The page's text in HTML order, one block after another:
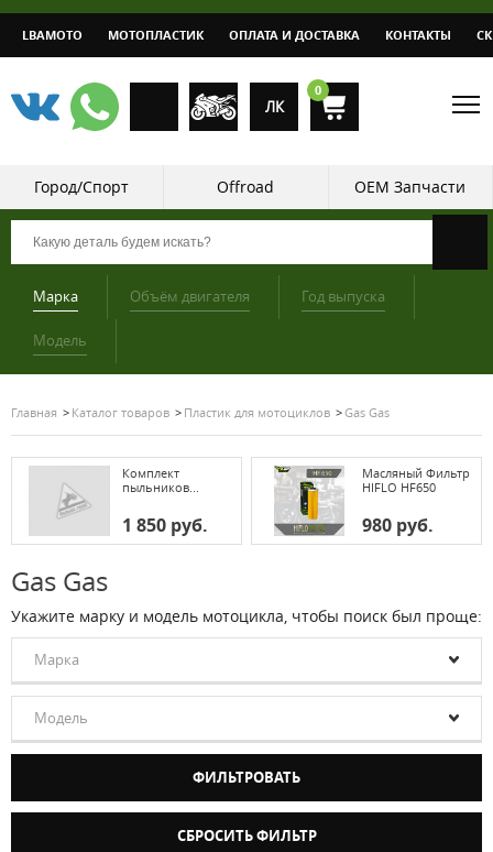
LBAMOTO МОТОПЛАСТИК ОПЛАТА И ДОСТАВКА КОНТАКТЫ
ЛК
0
Город/Спорт Offroad OEM Запчасти
Марка Объём двигателя Год выпуска
Модель
Главная Каталог товаров Пластик для мотоциклов Gas Gas
Комплект
пыльников...
1 850 руб.
Масляный Фильтр
HIFLO HF650
980 руб.
Gas Gas
Укажите марку и модель мотоцикла, чтобы поиск был проще:
Марка
Модель